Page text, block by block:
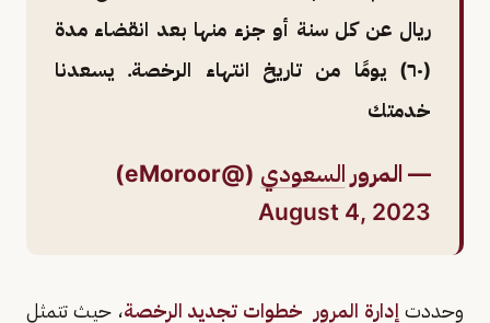
ريال عن كل سنة أو جزء منها بعد انقضاء مدة
(٦٠) يومًا من تاريخ انتهاء الرخصة. يسعدنا
خدمتك
— المرور السعودي (@eMoroor)
August 4, 2023
وحددت إدارة المرور خطوات تجديد الرخصة، حيث تتمثل